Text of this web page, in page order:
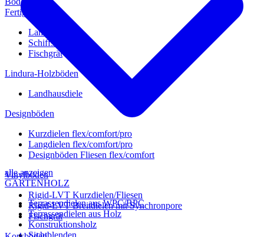
alle anzeigen
GARTENHOLZ
Terrassendielen aus WPC/BPC
Terrassendielen aus Holz
Konstruktionsholz
Sichtblenden
Fertigparkett
Landhausdiele
Schiffsboden
Fischgrät
Lindura-Holzböden
Landhausdiele
Designböden
Kurzdielen flex/comfort/pro
Langdielen flex/comfort/pro
Designböden Fliesen flex/comfort
Vinylböden
Rigid-LVT Kurzdielen/Fliesen
Rigid-LVT Breitdielen mit Synchronpore
Fischgrät